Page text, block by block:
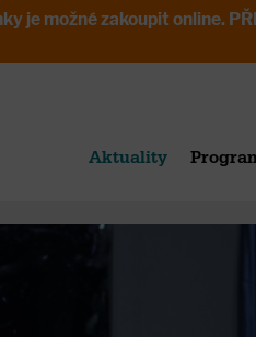
je možné zakoupit online.
Aktuality